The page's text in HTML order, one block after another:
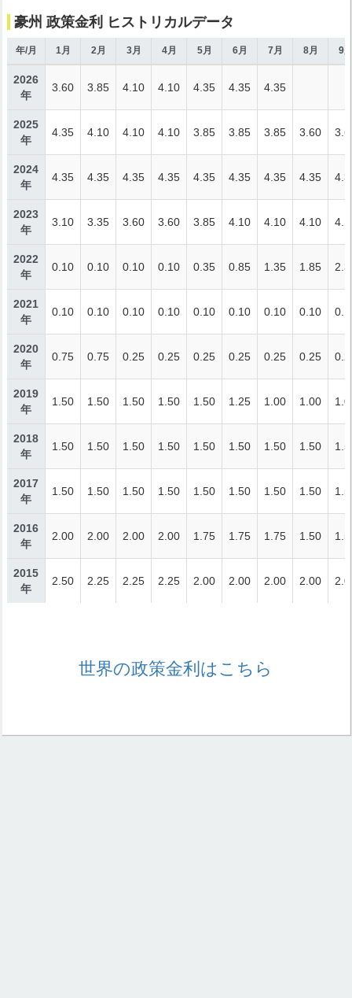
豪州 政策金利 ヒストリカルデータ
年/月 1月 2月 3月 4月 5月 6月 7月 8月 9
2026
年
3.60 3.85 4.10 4.10 4.35 4.35 4.35
2025
年
4.35 4.10 4.10 4.10 3.85 3.85 3.85 3.60
2024
年
4.35 4.35 4.35 4.35 4.35 4.35 4.35 4.35
2023
年
3.10 3.35 3.60 3.60 3.85 4.10 4.10 4.10
2022
年
0.10 0.10 0.10 0.10 0.35 0.85 1.35 1.85
2021
年
0.10 0.10 0.10 0.10 0.10 0.10 0.10 0.10
2020
年
0.75 0.75 0.25 0.25 0.25 0.25 0.25 0.25
2019
年
1.50 1.50 1.50 1.50 1.50 1.25 1.00 1.00
2018
年
1.50 1.50 1.50 1.50 1.50 1.50 1.50 1.50
2017
年
1.50 1.50 1.50 1.50 1.50 1.50 1.50 1.50
2016
年
2.00 2.00 2.00 2.00 1.75 1.75 1.75 1.50
2015
年
2.50 2.25 2.25 2.25 2.00 2.00 2.00 2.00
世界の政策金利はこちら